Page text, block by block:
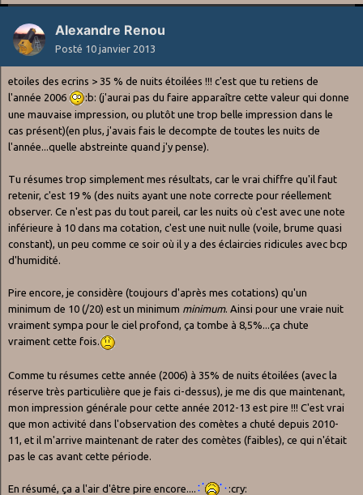
Alexandre Renou
Posté 10 janvier 2013
etoiles des ecrins > 35 % de nuits étoilées !!! c'est que tu retiens de
l'année 2006
:b: (j'aurai pas du faire apparaître cette valeur qui donne
une mauvaise impression, ou plutôt une trop belle impression dans le
cas présent)(en plus, j'avais fais le decompte de toutes les nuits de
l'année...quelle abstreinte quand j'y pense).
Tu résumes trop simplement mes résultats, car le vrai chiffre qu'il faut
retenir, c'est 19 % (des nuits ayant une note correcte pour réellement
observer. Ce n'est pas du tout pareil, car les nuits où c'est avec une note
inférieure à 10 dans ma cotation, c'est une nuit nulle (voile, brume quasi
constant), un peu comme ce soir où il y a des éclaircies ridicules avec bcp
d'humidité.
Pire encore, je considère (toujours d'après mes cotations) qu'un
minimum de 10 (/20) est un minimum minimum. Ainsi pour une vraie nuit
vraiment sympa pour le ciel profond, ça tombe à 8,5%...ça chute
vraiment cette fois.
Comme tu résumes cette année (2006) à 35% de nuits étoilées (avec la
réserve très particulière que je fais ci-dessus), je me dis que maintenant,
mon impression générale pour cette année 2012-13 est pire !!! C'est vrai
que mon activité dans l'observation des comètes a chuté depuis 2010-
11, et il m'arrive maintenant de rater des comètes (faibles), ce qui n'était
pas le cas avant cette période.
En résumé, ça a l'air d'être pire encore.... :cry: